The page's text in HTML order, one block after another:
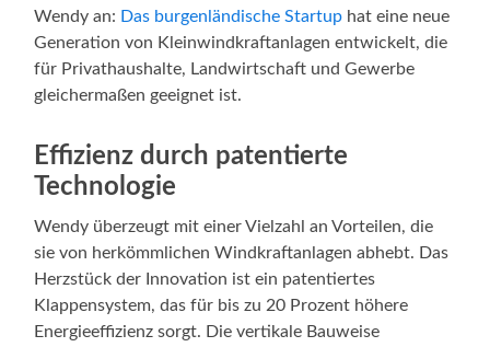
Wendy an: Das burgenländische Startup hat eine neue
Generation von Kleinwindkraftanlagen entwickelt, die
für Privathaushalte, Landwirtschaft und Gewerbe
gleichermaßen geeignet ist.
Effizienz durch patentierte
Technologie
Wendy überzeugt mit einer Vielzahl an Vorteilen, die
sie von herkömmlichen Windkraftanlagen abhebt. Das
Herzstück der Innovation ist ein patentiertes
Klappensystem, das für bis zu 20 Prozent höhere
Energieeffizienz sorgt. Die vertikale Bauweise